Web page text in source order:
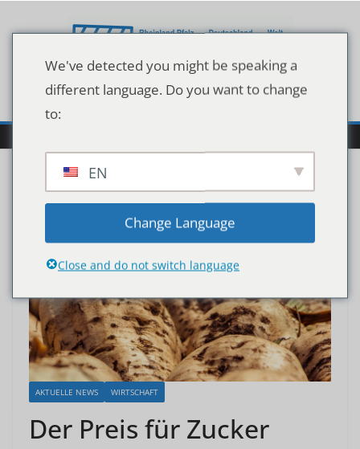
Inhalt
AKTUELLE NEWS WIRTSCHAFT
Der Preis für Zucker
We've detected you might be speaking a
different language. Do you want to change
to:
EN
Change Language
Close and do not switch language